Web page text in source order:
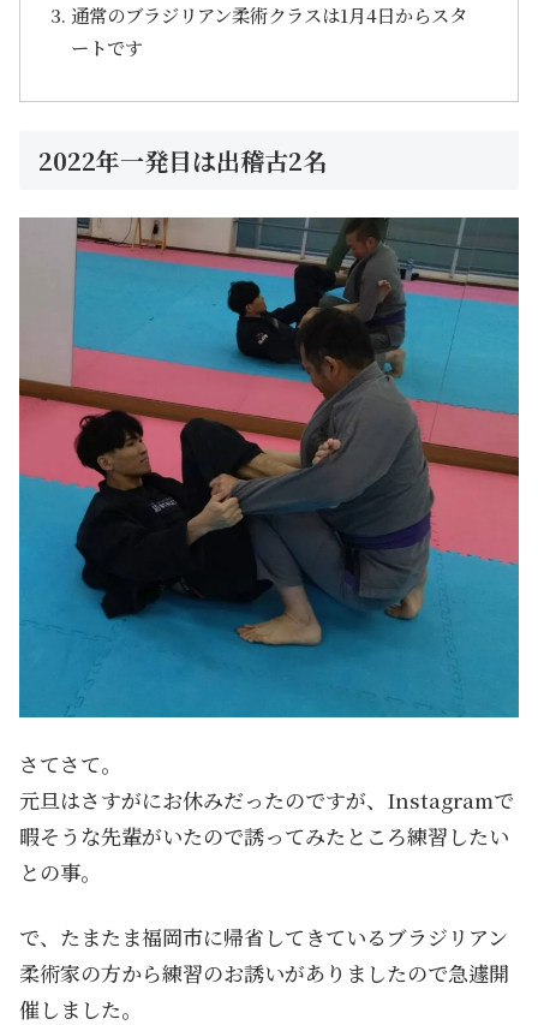
通常のブラジリアン柔術クラスは1月4日からスタ
ートです
2022年一発目は出稽古2名
さてさて。
元旦はさすがにお休みだったのですが、Instagramで
暇そうな先輩がいたので誘ってみたところ練習したい
との事。
で、たまたま福岡市に帰省してきているブラジリアン
柔術家の方から練習のお誘いがありましたので急遽開
催しました。